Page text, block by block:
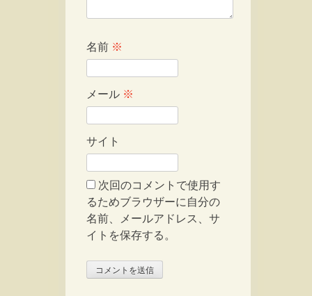
名前 ※
メール ※
サイト
次回のコメントで使用す
るためブラウザーに自分の
名前、メールアドレス、サ
イトを保存する。